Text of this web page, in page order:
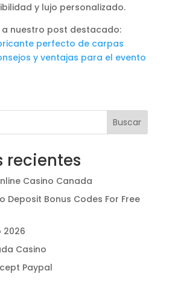
y lujo personalizado.
a nuestro post destacado:
perfecto de carpas
y ventajas para el evento
Buscar
recientes
Casino Canada
Deposit Bonus Codes For Free
2026
Casino
Paypal